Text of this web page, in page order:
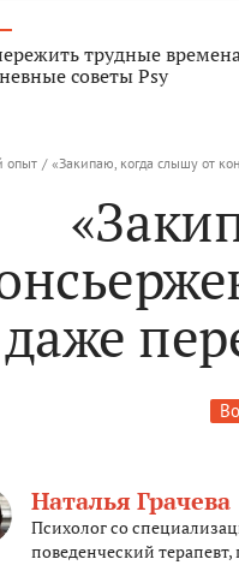
трудные
советы Psy
опыт / «Закипаю, когда слышу от
Наталья Грачева
Психолог со
поведенческий